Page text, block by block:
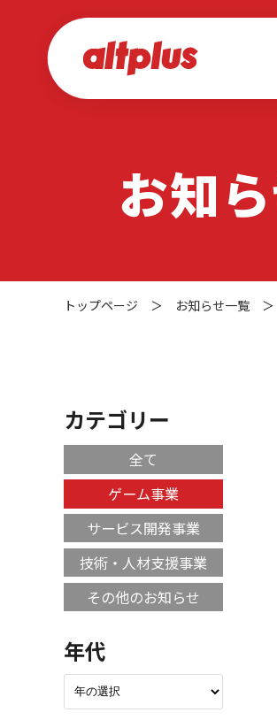
お知
トップページ ＞ お知らせ一覧 ＞
カテゴリー
全て
ゲーム事業
サービス開発事業
技術・人材支援事業
その他のお知らせ
年代